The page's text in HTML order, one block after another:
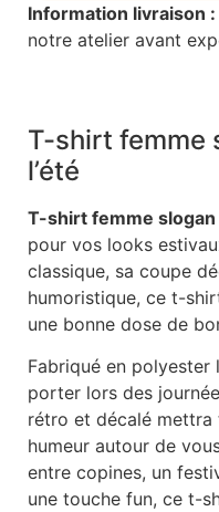
Information livraison :
notre atelier avant
T-shirt femme
l’été
T-shirt femme
pour vos looks
classique, sa coupe
humoristique, ce t-
une bonne dose de
Fabriqué en polyester
porter lors des
rétro et décalé
humeur autour de
entre copines, un
une touche fun, ce t-